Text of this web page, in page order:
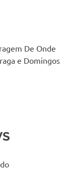
De Onde
e Domingos